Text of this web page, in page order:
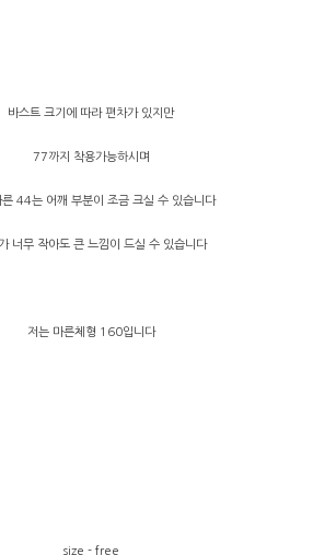
바스트 크기에 따라 편차가 있지만
77까지 착용가능하시며
른 44는 어깨 부분이 조금 크실 수 있습니다
너무 작아도 큰 느낌이 드실 수 있습니다
저는 마른체형 160입니다
size - free